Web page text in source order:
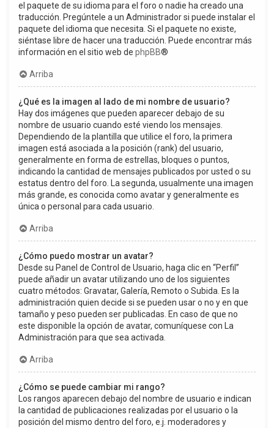
el paquete de su idioma para el foro o nadie ha creado una
traducción. Pregúntele a un Administrador si puede instalar el
paquete del idioma que necesita. Si el paquete no existe,
siéntase libre de hacer una traducción. Puede encontrar más
información en el sitio web de phpBB®
Arriba
¿Qué es la imagen al lado de mi nombre de usuario?
Hay dos imágenes que pueden aparecer debajo de su
nombre de usuario cuando esté viendo los mensajes.
Dependiendo de la plantilla que utilice el foro, la primera
imagen está asociada a la posición (rank) del usuario,
generalmente en forma de estrellas, bloques o puntos,
indicando la cantidad de mensajes publicados por usted o su
estatus dentro del foro. La segunda, usualmente una imagen
más grande, es conocida como avatar y generalmente es
única o personal para cada usuario.
Arriba
¿Cómo puedo mostrar un avatar?
Desde su Panel de Control de Usuario, haga clic en “Perfil”
puede añadir un avatar utilizando uno de los siguientes
cuatro métodos: Gravatar, Galería, Remoto o Subida. Es la
administración quien decide si se pueden usar o no y en que
tamaño y peso pueden ser publicadas. En caso de que no
este disponible la opción de avatar, comuníquese con La
Administración para que sea activada.
Arriba
¿Cómo se puede cambiar mi rango?
Los rangos aparecen debajo del nombre de usuario e indican
la cantidad de publicaciones realizadas por el usuario o la
posición del mismo dentro del foro, e.j. moderadores y